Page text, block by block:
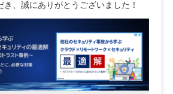
、誠にありがとうございました！